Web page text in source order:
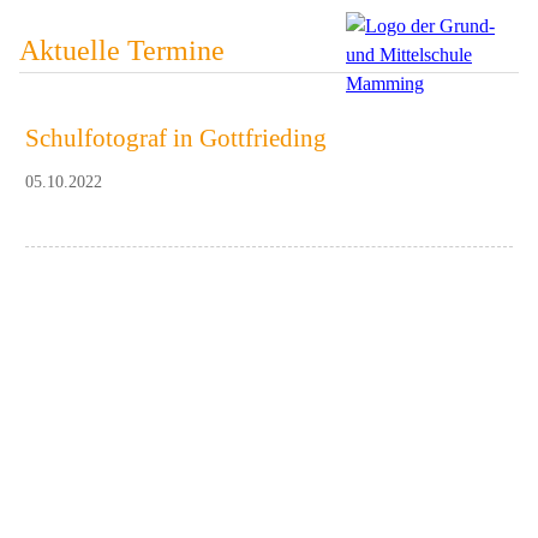
Aktuelle Termine
Schulfotograf in Gottfrieding
05.10.2022